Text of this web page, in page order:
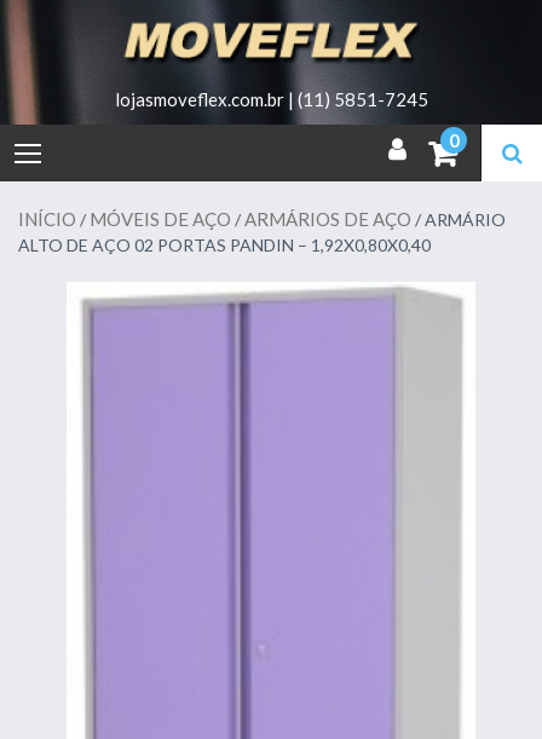
Skip
to
content
lojasmoveflex.com.br | (11) 5851-7245
0
INÍCIO / MÓVEIS DE AÇO /ARMÁRIOS DE AÇO / ARMÁRIO
ALTO DE AÇO 02 PORTAS PANDIN – 1,92X0,80X0,40